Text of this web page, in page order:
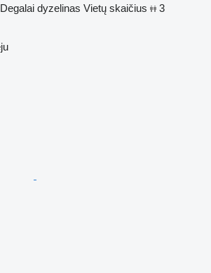
Degalai dyzelinas Vietų skaičius
3